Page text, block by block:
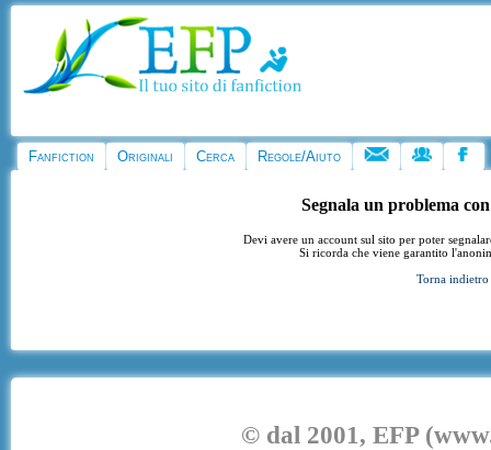
Fanfiction Originali Cerca Regole/Aiuto
Segnala un problema
Devi avere un account sul sito per poter
Si ricorda che viene garantito
Torna indietro
© dal 2001, EFP